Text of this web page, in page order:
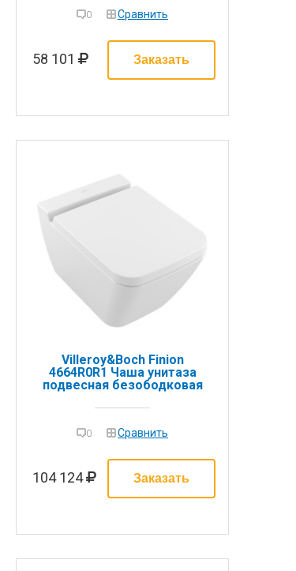
0 Сравнить
58 101
Villeroy&Boch Finion
4664R0R1 Чаша унитаза
подвесная безободковая
0 Сравнить
104 124